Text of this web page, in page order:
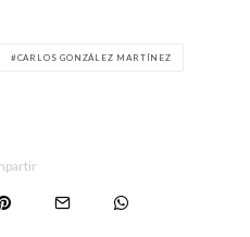
CARLOS GONZÁLEZ MARTÍNEZ